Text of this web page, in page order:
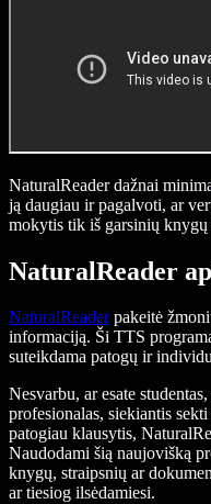
NaturalReader dažnai
ją daugiau ir pagalvoti, ar
mokytis tik iš garsinių knygų
NaturalReader
NaturalReaderpakeitė
informaciją. Ši TTS
suteikdama patogų ir
Nesvarbu, ar esate
profesionalas, siekiantis
patogiau klausytis,
Naudodami šią naujovišką
knygų, straipsnių ar
ar tiesiog ilsėdamiesi.